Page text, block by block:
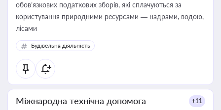
обов’язкових податкових зборів, які сплачуються за
користування природними ресурсами — надрами, водою,
лісами
Будівельна діяльність
Міжнародна технічна допомога +11